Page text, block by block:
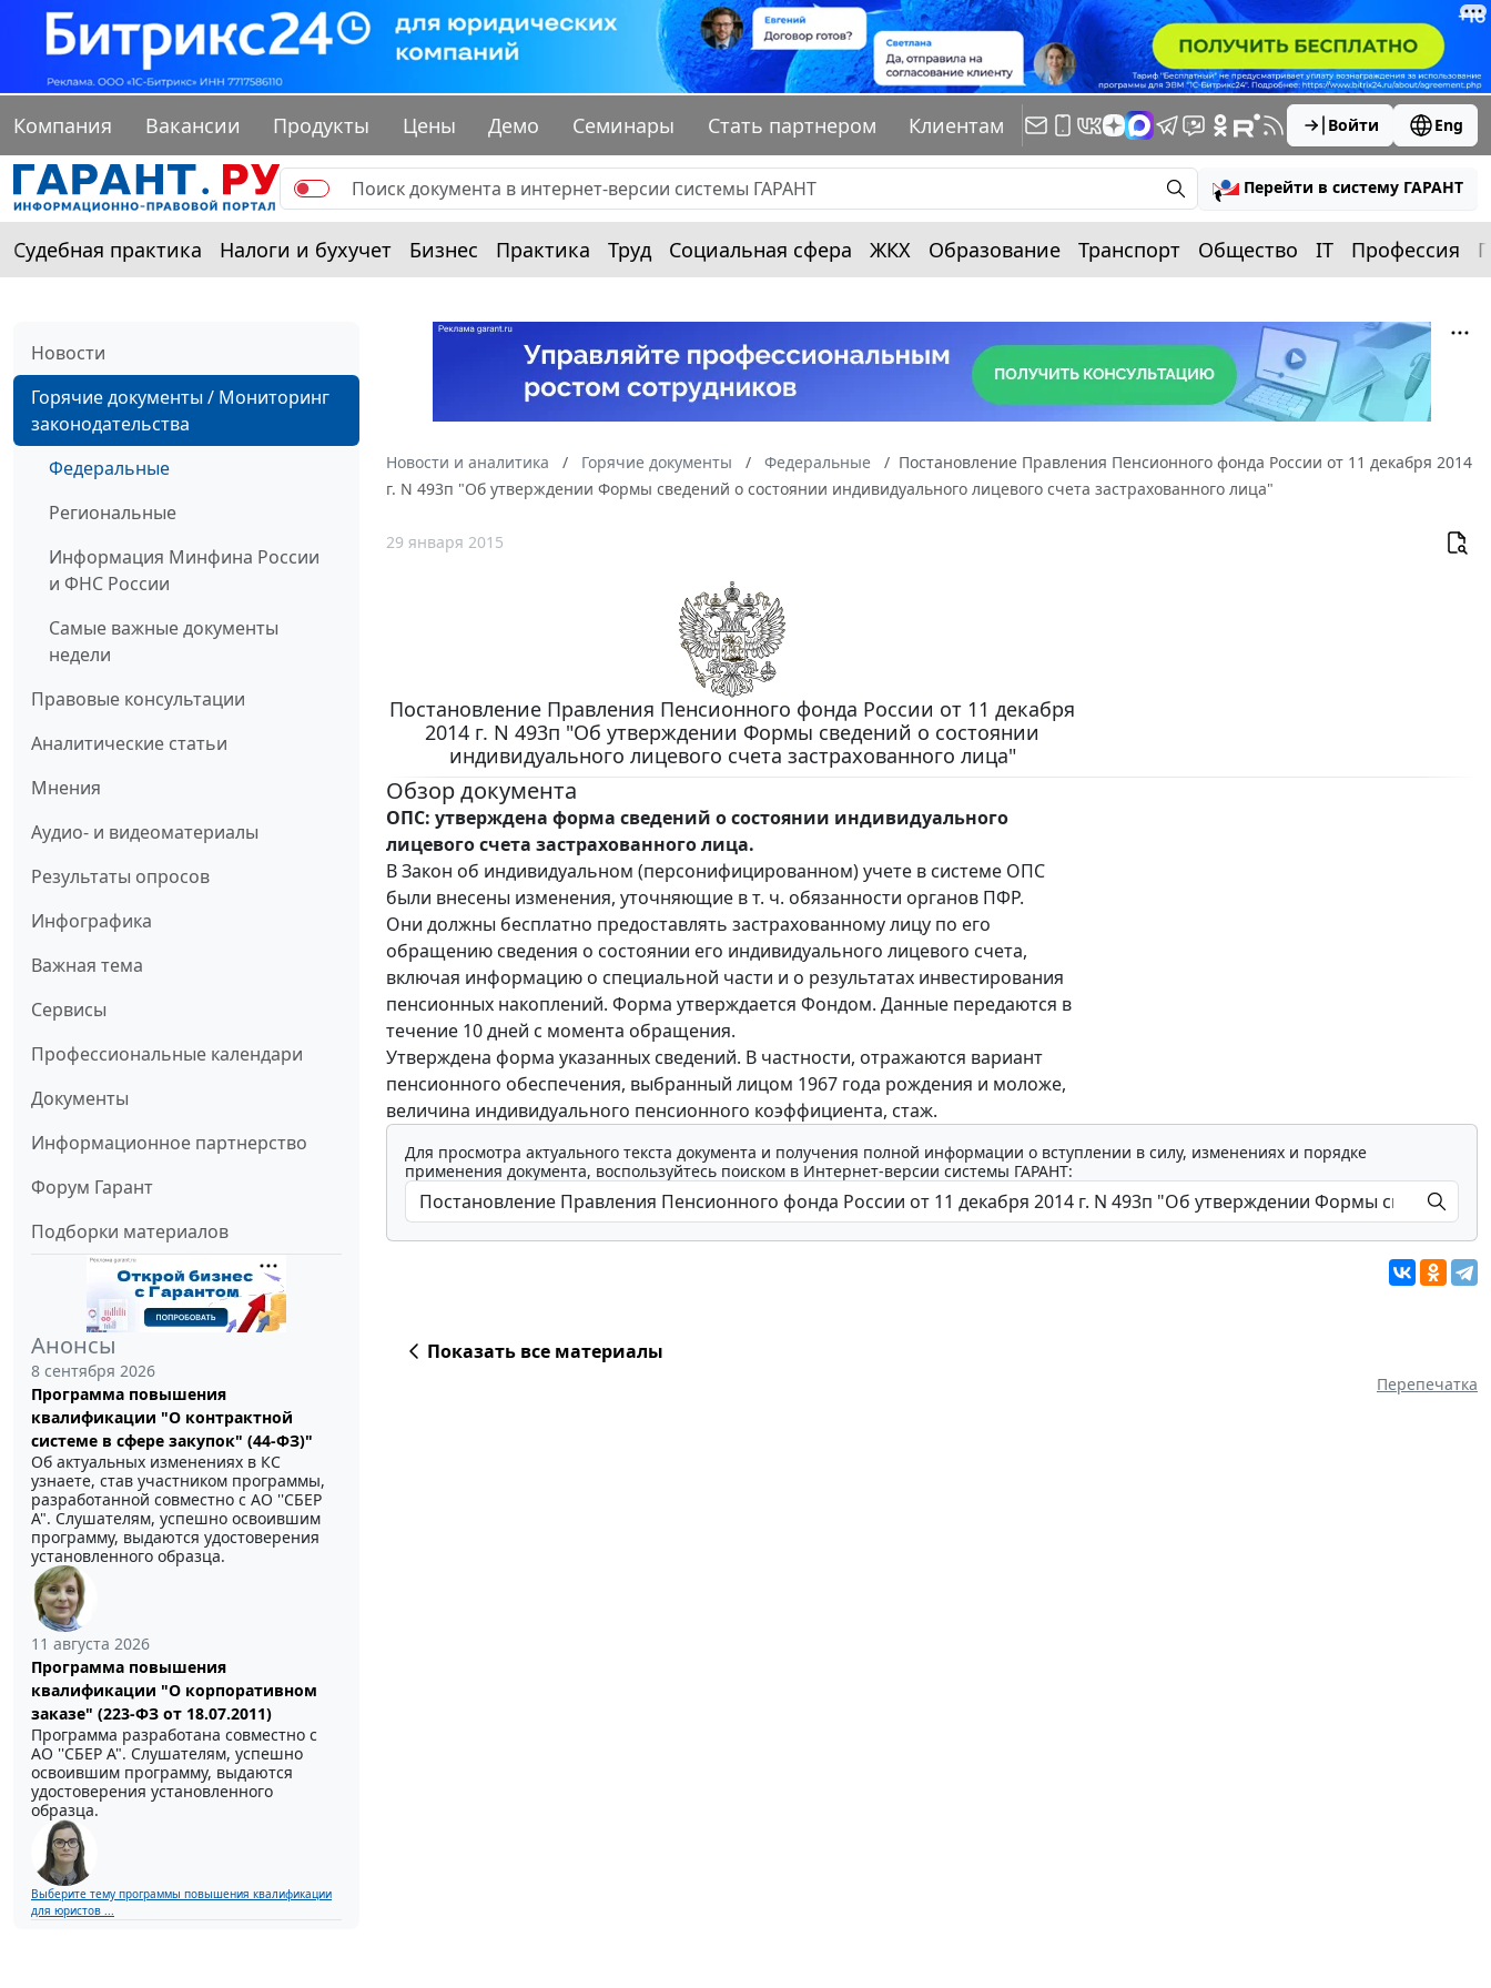
Компания Вакансии Продукты Цены Демо Семинары Стать партнером Клиентам Войти Eng
Перейти в систему ГАРАНТ
Судебная практика Налоги и бухучет Бизнес Практика Труд Социальная сфера ЖКХ Образование Транспорт Общество IT Профессия
Новости
Горячие документы / Мониторинг
законодательства
Федеральные
Региональные
Информация Минфина России
и ФНС России
Самые важные документы
недели
Правовые консультации
Аналитические статьи
Мнения
Аудио- и видеоматериалы
Результаты опросов
Инфографика
Важная тема
Сервисы
Профессиональные календари
Документы
Информационное партнерство
Форум Гарант
Подборки материалов
Анонсы
8 сентября 2026
Программа повышения
квалификации "О контрактной
системе в сфере закупок" (44-ФЗ)"
Об актуальных изменениях в КС
узнаете, став участником программы,
разработанной совместно с АО ''СБЕР
А". Слушателям, успешно освоившим
программу, выдаются удостоверения
установленного образца.
11 августа 2026
Программа повышения
квалификации "О корпоративном
заказе" (223-ФЗ от 18.07.2011)
Программа разработана совместно с
АО ''СБЕР А". Слушателям, успешно
освоившим программу, выдаются
удостоверения установленного
образца.
Выберите тему программы повышения квалификации
для юристов ...
Новости и аналитика Горячие документы Федеральные
Постановление Правления Пенсионного фонда России от 11 декабря 2014
г. N 493п "Об утверждении Формы сведений о состоянии индивидуального лицевого счета застрахованного лица"
29 января 2015
Постановление Правления Пенсионного фонда России от 11 декабря
2014 г. N 493п "Об утверждении Формы сведений о состоянии
индивидуального лицевого счета застрахованного лица"
Обзор документа
ОПС: утверждена форма сведений о состоянии индивидуального
лицевого счета застрахованного лица.
В Закон об индивидуальном (персонифицированном) учете в системе ОПС
были внесены изменения, уточняющие в т. ч. обязанности органов ПФР.
Они должны бесплатно предоставлять застрахованному лицу по его
обращению сведения о состоянии его индивидуального лицевого счета,
включая информацию о специальной части и о результатах инвестирования
пенсионных накоплений. Форма утверждается Фондом. Данные передаются в
течение 10 дней с момента обращения.
Утверждена форма указанных сведений. В частности, отражаются вариант
пенсионного обеспечения, выбранный лицом 1967 года рождения и моложе,
величина индивидуального пенсионного коэффициента, стаж.
Для просмотра актуального текста документа и получения полной информации о вступлении в силу, изменениях и порядке
применения документа, воспользуйтесь поиском в Интернет-версии системы ГАРАНТ:
Показать все материалы
Перепечатка